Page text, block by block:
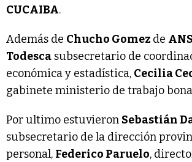
CUCAIBA.
Además de Chucho Gomez de
Todesca subsecretario de
económica y estadística, Cecilia
gabinete ministerio de trabajo
Por ultimo estuvieron Sebastián
subsecretario de la dirección
personal, Federico Paruelo,